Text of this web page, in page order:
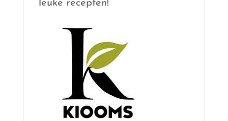
leuke recepten!